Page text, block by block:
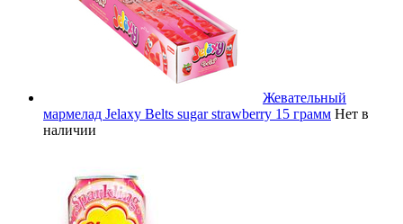
Жевательный
мармелад Jelaxy Belts sugar strawberry 15 грамм Нет в
наличии